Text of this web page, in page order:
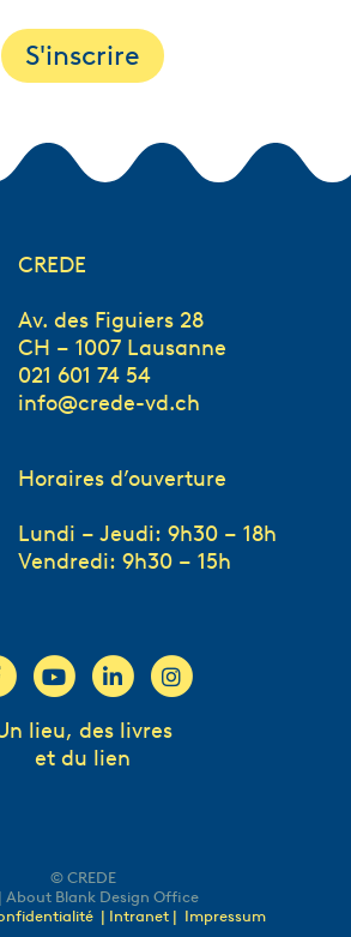
S'inscrire
CREDE
Av. des Figuiers 28
CH – 1007 Lausanne
021 601 74 54
info@crede-vd.ch
Horaires d’ouverture
Lundi – Jeudi: 9h30 – 18h
Vendredi: 9h30 – 15h
lieu, des livres
et du lien
© CREDE
About Blank Design Office
| Intranet | Impressum